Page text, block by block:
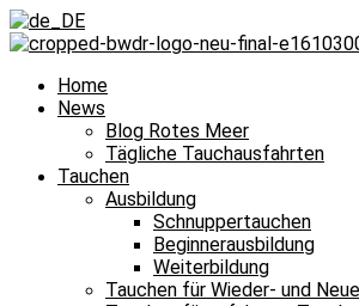
Home
News
Blog Rotes Meer
Tägliche Tauchausfahrten
Tauchen
Ausbildung
Schnuppertauchen
Beginnerausbildung
Weiterbildung
Tauchen für Wieder- und